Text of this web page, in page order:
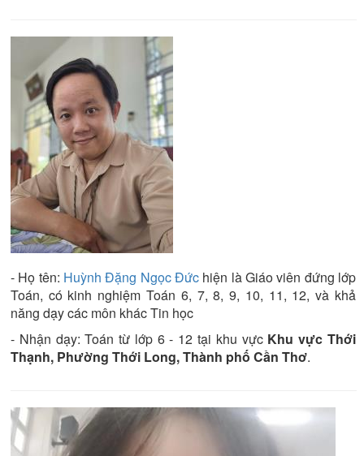
- Họ tên: Huỳnh Đặng Ngọc Đứchiện làGiáo viên đứng lớp
Toán, có kinh nghiệmToán 6, 7, 8, 9, 10, 11, 12, và khả
năng dạy các môn khácTin học
- Nhận dạy:Toán từ lớp 6 - 12 tại khu vực Khu vực Thới
Thạnh, Phường Thới Long, Thành phố Cần Thơ.